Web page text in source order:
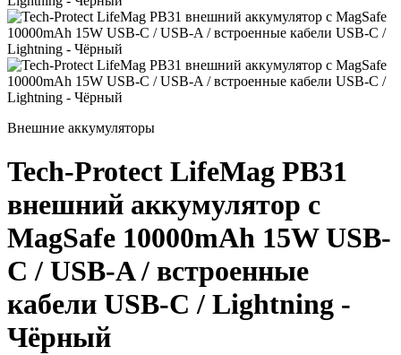
Внешние аккумуляторы
Tech-Protect LifeMag PB31
внешний аккумулятор с
MagSafe 10000mAh 15W USB-
C / USB-A / встроенные
кабели USB-C / Lightning -
Чёрный